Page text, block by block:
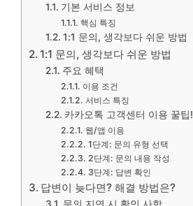
기본 서비스 정보
핵심 특징
1:1 문의, 생각보다 쉬운 방법
1:1 문의, 생각보다 쉬운 방법
주요 혜택
이용 조건
서비스 특징
카카오톡 고객센터 이용 꿀팁!
웹/앱 이용
1단계: 문의 유형 선택
2단계: 문의 내용 작성
3단계: 답변 확인
답변이 늦다면? 해결 방법은?
문의 지연 시 확인 사항